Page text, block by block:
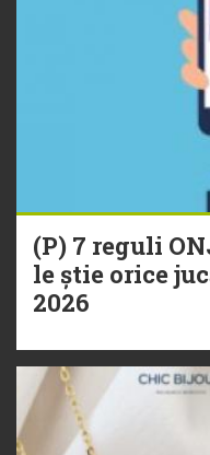
(P) 7 reguli
le știe orice
2026